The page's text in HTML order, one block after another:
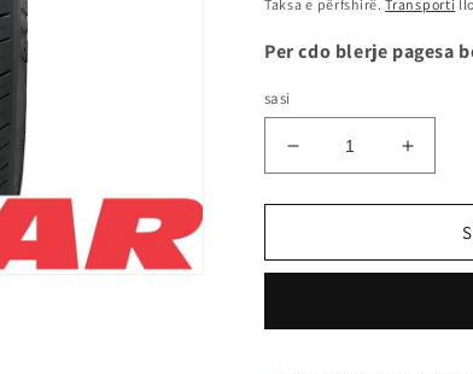
Taksa e përfshirë.Transporti
Per cdo blerje pagesa
sasi
Zvogëlo
sasinë
për
102V
TIGAR
Rrit
sasinë
për
235/
102V
TIGAR